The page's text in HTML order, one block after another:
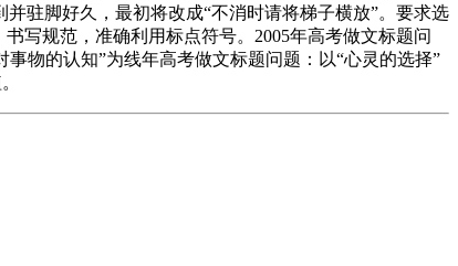
驻脚好久，最初将改成“不消时请将梯子横放”。要求选
写规范，准确利用标点符号。2005年高考做文标题问
物的认知”为线年高考做文标题问题：以“心灵的选择”